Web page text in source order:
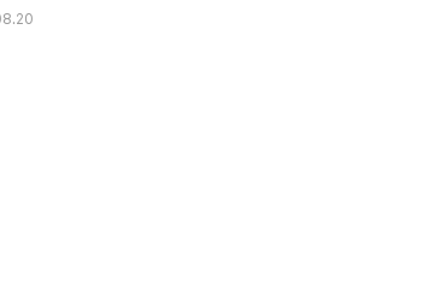
일이? 2018년 국정감사에서 미국 심플로트사의 GM 감자 수입이 승인